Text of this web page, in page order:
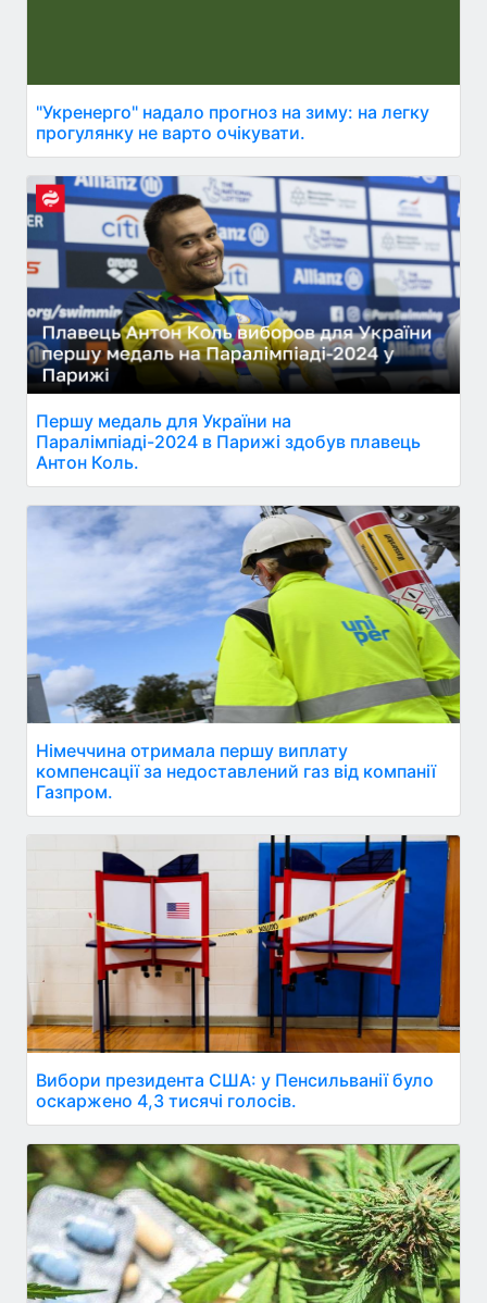
"Укренерго" надало прогноз на зиму: на легку
прогулянку не варто очікувати.
Першу медаль для України на
Паралімпіаді-2024 в Парижі здобув плавець
Антон Коль.
Німеччина отримала першу виплату
компенсації за недоставлений газ від компанії
Газпром.
Вибори президента США: у Пенсильванії було
оскаржено 4,3 тисячі голосів.